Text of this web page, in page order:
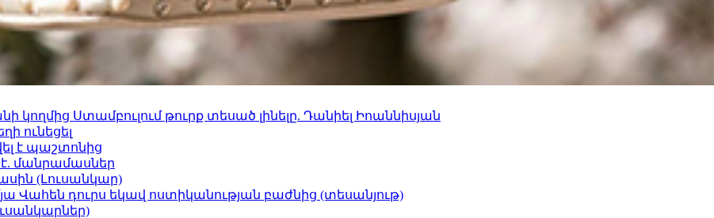
Ստամբուլում թուրք տեսած լինելը. Դանիել Իոաննիսյան
ունեցել
է պաշտոնից
մանրամասներ
(Լուսանկար)
Վահեն դուրս եկավ ոստիկանության բաժնից (տեսանյութ)